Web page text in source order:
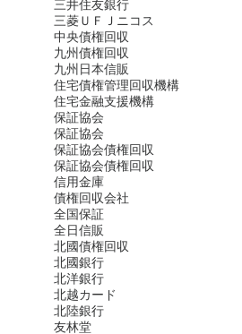
三井住友銀行
三菱ＵＦＪニコス
中央債権回収
九州債権回収
九州日本信販
住宅債権管理回収機構
住宅金融支援機構
保証協会
保証協会
保証協会債権回収
保証協会債権回収
信用金庫
債権回収会社
全国保証
全日信販
北國債権回収
北國銀行
北洋銀行
北越カード
北陸銀行
友林堂